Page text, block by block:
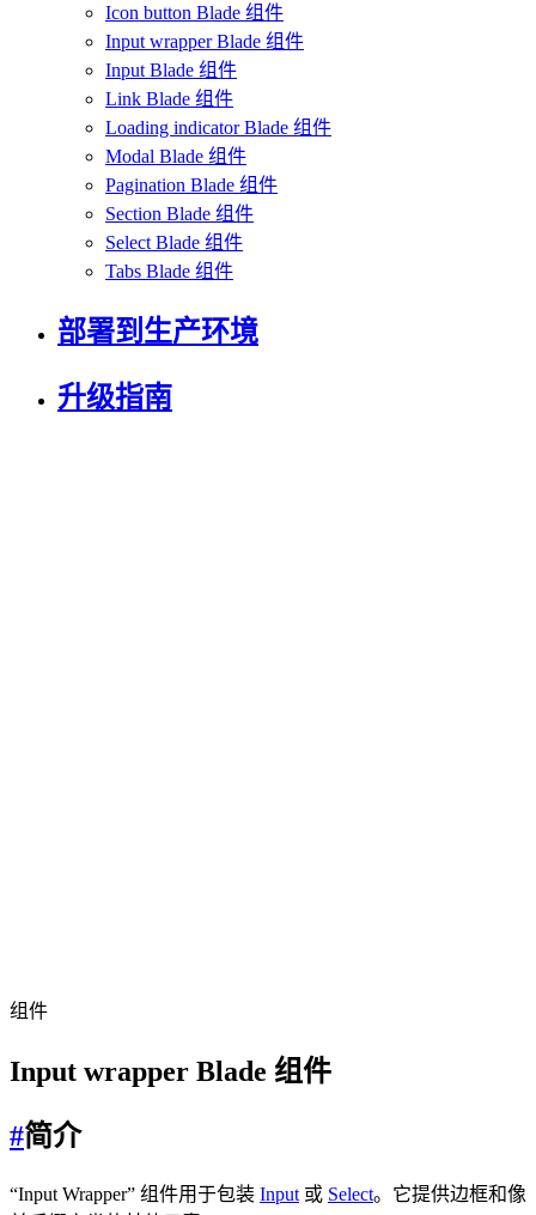
Icon button Blade 组件
Input wrapper Blade 组件
Input Blade 组件
Link Blade 组件
Loading indicator Blade 组件
Modal Blade 组件
Pagination Blade 组件
Section Blade 组件
Select Blade 组件
Tabs Blade 组件
部署到生产环境
升级指南
组件
Input wrapper Blade 组件
#简介
“Input Wrapper” 组件用于包装 Input 或 Select。它提供边框和像